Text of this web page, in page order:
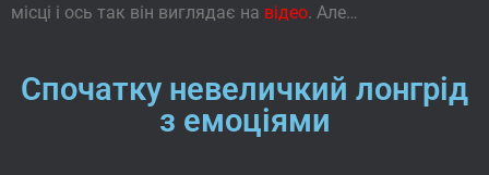
місці і ось так він виглядає на відео. Але…
Спочатку невеличкий лонгрід
з емоціями